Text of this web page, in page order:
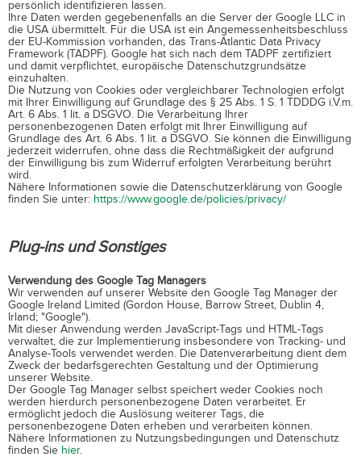
persönlich identifizieren lassen.
Ihre Daten werden gegebenenfalls an die Server der Google LLC in
die USA übermittelt. Für die USA ist ein Angemessenheitsbeschluss
der EU-Kommission vorhanden, das Trans-Atlantic Data Privacy
Framework (TADPF). Google hat sich nach dem TADPF zertifiziert
und damit verpflichtet, europäische Datenschutzgrundsätze
einzuhalten.
Die Nutzung von Cookies oder vergleichbarer Technologien erfolgt
mit Ihrer Einwilligung auf Grundlage des § 25 Abs. 1 S. 1 TDDDG i.V.m.
Art. 6 Abs. 1 lit. a DSGVO. Die Verarbeitung Ihrer
personenbezogenen Daten erfolgt mit Ihrer Einwilligung auf
Grundlage des Art. 6 Abs. 1 lit. a DSGVO. Sie können die Einwilligung
jederzeit widerrufen, ohne dass die Rechtmäßigkeit der aufgrund
der Einwilligung bis zum Widerruf erfolgten Verarbeitung berührt
wird.
Nähere Informationen sowie die Datenschutzerklärung von Google
finden Sie unter: https://www.google.de/policies/privacy/
Plug-ins und Sonstiges
Verwendung des Google Tag Managers
Wir verwenden auf unserer Website den Google Tag Manager der
Google Ireland Limited (Gordon House, Barrow Street, Dublin 4,
Irland; "Google").
Mit dieser Anwendung werden JavaScript-Tags und HTML-Tags
verwaltet, die zur Implementierung insbesondere von Tracking- und
Analyse-Tools verwendet werden. Die Datenverarbeitung dient dem
Zweck der bedarfsgerechten Gestaltung und der Optimierung
unserer Website.
Der Google Tag Manager selbst speichert weder Cookies noch
werden hierdurch personenbezogene Daten verarbeitet. Er
ermöglicht jedoch die Auslösung weiterer Tags, die
personenbezogene Daten erheben und verarbeiten können.
Nähere Informationen zu Nutzungsbedingungen und Datenschutz
finden Sie hier.